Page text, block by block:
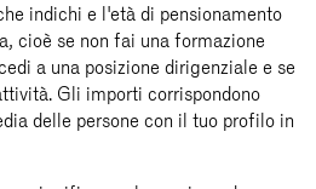
indichi e l'età di pensionamento
cioè se non fai una formazione
a una posizione dirigenziale e se
Gli importi corrispondono
delle persone con il tuo profilo in